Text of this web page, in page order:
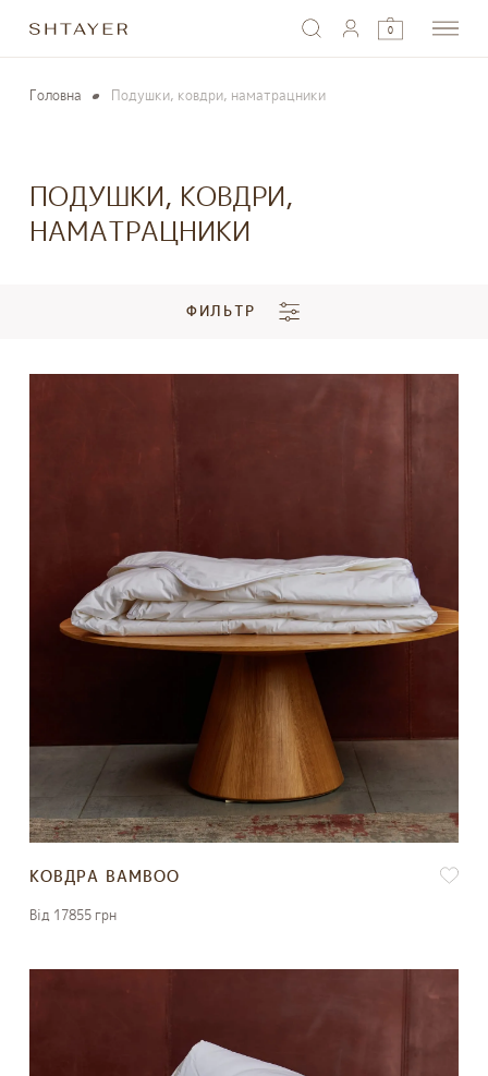
0
Головна Подушки, ковдри, наматрацники
ПОДУШКИ, КОВДРИ,
НАМАТРАЦНИКИ
ФИЛЬТР
КОВДРА BAMBOO
Вiд 17855 грн